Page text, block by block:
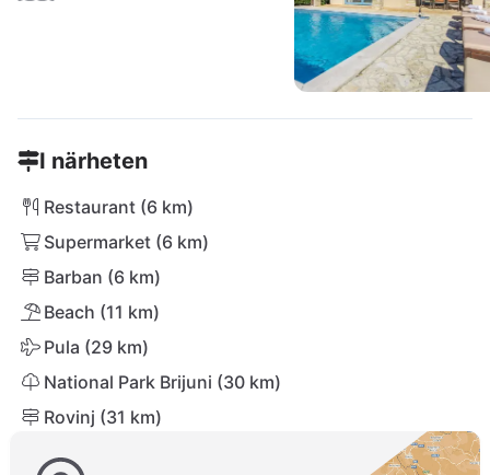
I närheten
Restaurant (6 km)
Supermarket (6 km)
Barban (6 km)
Beach (11 km)
Pula (29 km)
National Park Brijuni (30 km)
Rovinj (31 km)